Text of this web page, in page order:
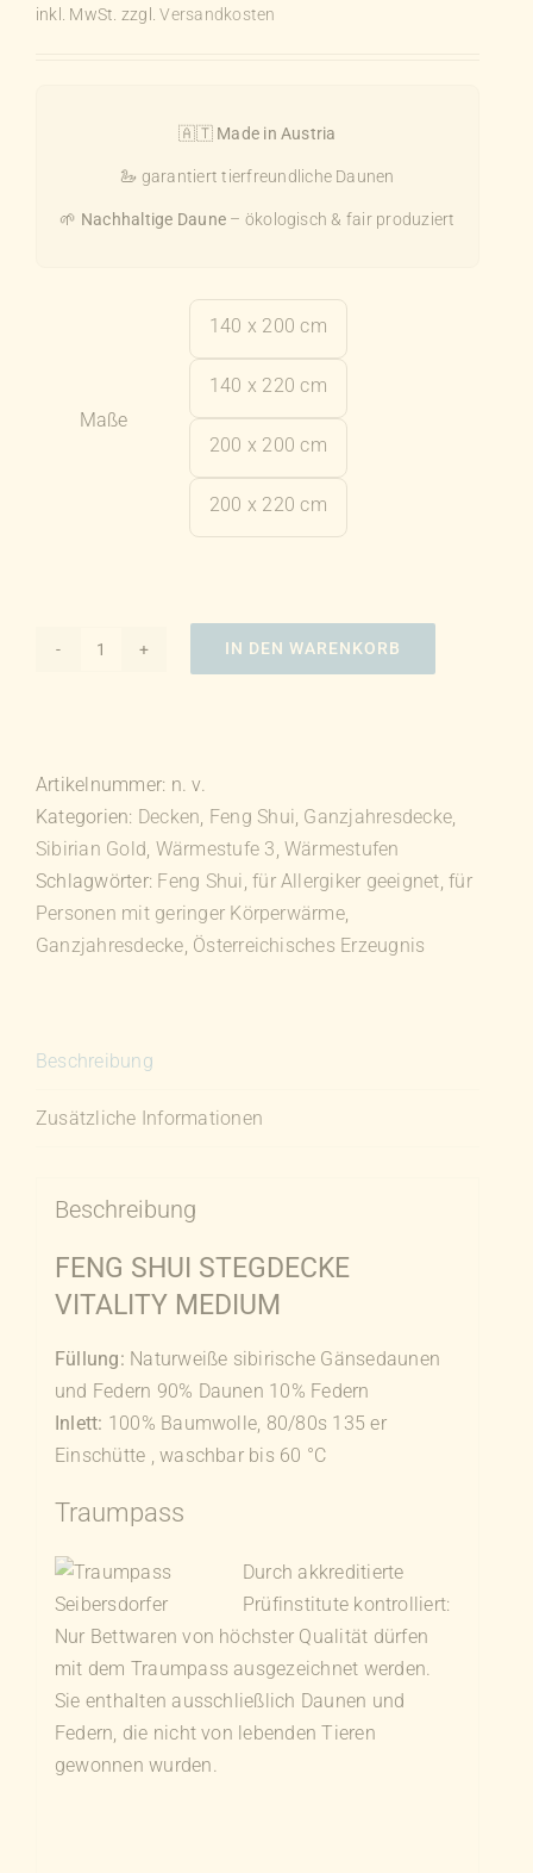
inkl. MwSt. zzgl.Versandkosten
🇦🇹 Made in Austria
🦢 garantiert tierfreundliche Daunen
🌱 Nachhaltige Daune – ökologisch & fair produziert
Maße
140 x 200 cm
140 x 220 cm
200 x 200 cm
200 x 220 cm
Feng
medium
Menge
IN DEN WARENKORB
Artikelnummer: n. v.
Kategorien: Decken Feng Shui Ganzjahresdecke
Sibirian Gold Wärmestufe 3 Wärmestufen
Schlagwörter: Feng Shui ,für Allergiker geeignet ,für
Personen mit geringer Körperwärme,
Ganzjahresdecke Österreichisches Erzeugnis
Beschreibung
Zusätzliche Informationen
Beschreibung
FENG SHUI STEGDECKE
VITALITY MEDIUM
Füllung: Naturweiße sibirische Gänsedaunen
und Federn 90% Daunen 10% Federn
Inlett: 100% Baumwolle, 80/80s 135 er
Einschütte , waschbar bis 60 °C
Traumpass
Durch akkreditierte
Prüfinstitute kontrolliert:
Nur Bettwaren von höchster Qualität dürfen
mit dem Traumpass ausgezeichnet werden.
Sie enthalten ausschließlich Daunen und
Federn, die nicht von lebenden Tieren
gewonnen wurden.